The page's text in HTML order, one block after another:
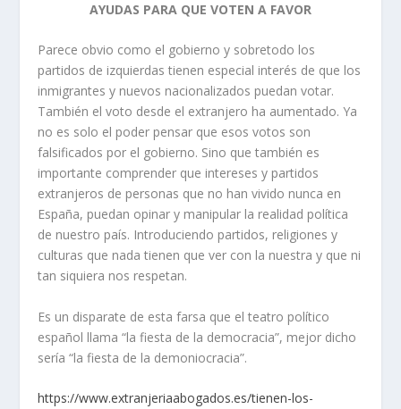
AYUDAS PARA QUE VOTEN A FAVOR
Parece obvio como el gobierno y sobretodo los
partidos de izquierdas tienen especial interés de que los
inmigrantes y nuevos nacionalizados puedan votar.
También el voto desde el extranjero ha aumentado. Ya
no es solo el poder pensar que esos votos son
falsificados por el gobierno. Sino que también es
importante comprender que intereses y partidos
extranjeros de personas que no han vivido nunca en
España, puedan opinar y manipular la realidad política
de nuestro país. Introduciendo partidos, religiones y
culturas que nada tienen que ver con la nuestra y que ni
tan siquiera nos respetan.
Es un disparate de esta farsa que el teatro político
español llama “la fiesta de la democracia”, mejor dicho
sería “la fiesta de la demoniocracia”.
https://www.extranjeriaabogados.es/tienen-los-